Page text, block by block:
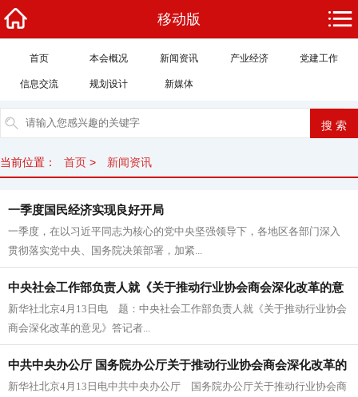
移动版
首页 本会概况 新闻资讯 产业经济 党建工作
信息交流 规划设计 新媒体
当前位置： 首页 > 新闻资讯
一季度国民经济实现良好开局
一季度，在以习近平同志为核心的党中央坚强领导下，各地区各部门深入
贯彻落实党中央、国务院决策部署，加紧...
中央社会工作部负责人就《关于推动行业协会商会深化改革的意
见》答记者问
新华社北京4月13日电 题：中央社会工作部负责人就《关于推动行业协会
商会深化改革的意见》答记者...
中共中央办公厅 国务院办公厅关于推动行业协会商会深化改革的
意见
新华社北京4月13日电中共中央办公厅 国务院办公厅关于推动行业协会商